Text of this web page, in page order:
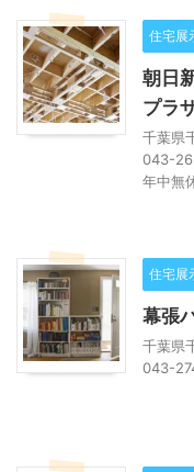
住宅展
朝日
プラ
千葉県
043-
年中無
住宅展
幕張
千葉県
043-